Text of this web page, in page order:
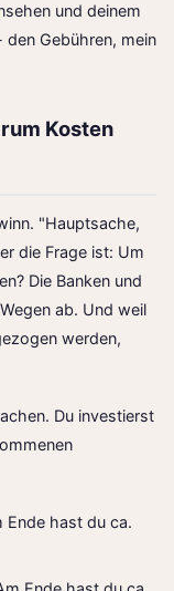
und deinem
Gebühren, mein
Kosten
"Hauptsache,
die Frage ist: Um
Die Banken und
ab. Und weil
werden,
Du investierst
Ende hast du ca.